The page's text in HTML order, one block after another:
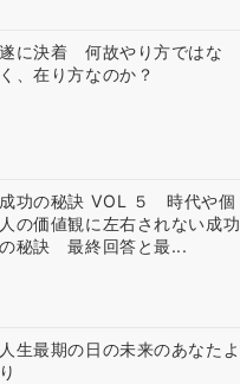
遂に決着 何故やり方ではな
く、在り方なのか？
成功の秘訣 VOL ５ 時代や個
人の価値観に左右されない成功
の秘訣 最終回答と最...
人生最期の日の未来のあなたよ
り